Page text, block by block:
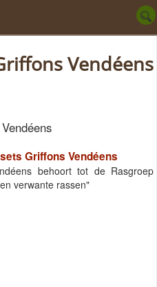
Vendéens
Griffons Vendéens
behoort tot de Rasgroep
verwante rassen"